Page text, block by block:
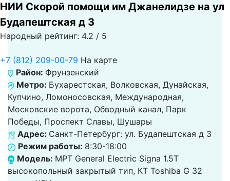
НИИ Скорой помощи им Джанелидзе на ул
Будапештская д 3
Народный рейтинг: 4.2 / 5
+7 (812) 209-00-79 На карте
Район: Фрунзенский
Метро: Бухарестская, Волковская, Дунайская,
Купчино, Ломоносовская, Международная,
Московские ворота, Обводный канал, Парк
Победы, Проспект Славы, Шушары
Адрес: Санкт-Петербург: ул. Будапештская д 3
Режим работы: 8:30-18:00
Модель: МРТ General Electric Signa 1.5T
высокопольный закрытый тип, КТ Toshiba G 32